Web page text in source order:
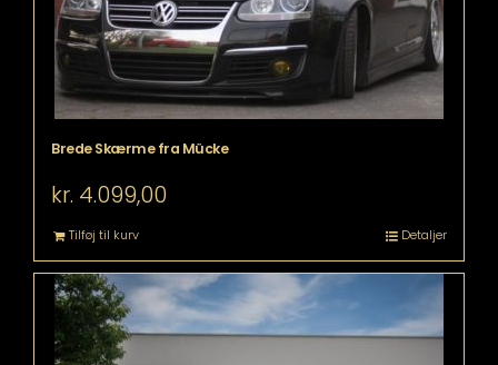
Brede Skærme fra Mücke
kr. 4.099,00
Tilføj til kurv Detaljer